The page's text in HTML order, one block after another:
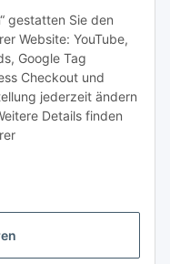
gestatten Sie den
Website: YouTube,
Google Tag
Checkout und
jederzeit ändern
Details finden
Abonnieren